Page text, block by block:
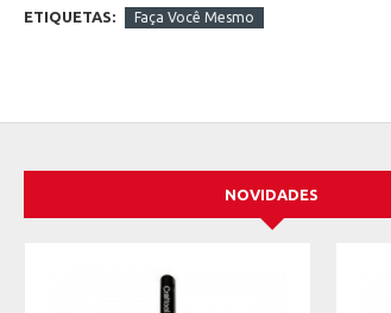
ETIQUETAS: Faça Você Mesmo
NOVIDADES